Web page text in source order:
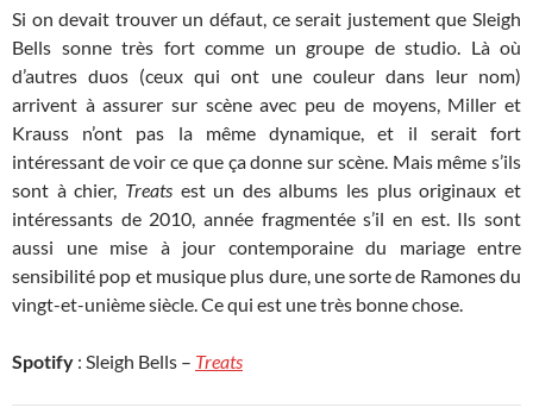
Si on devait trouver un défaut, ce serait justement que Sleigh
Bells sonne très fort comme un groupe de studio. Là où
d’autres duos (ceux qui ont une couleur dans leur nom)
arrivent à assurer sur scène avec peu de moyens, Miller et
Krauss n’ont pas la même dynamique, et il serait fort
intéressant de voir ce que ça donne sur scène. Mais même s’ils
sont à chier, Treats est un des albums les plus originaux et
intéressants de 2010, année fragmentée s’il en est. Ils sont
aussi une mise à jour contemporaine du mariage entre
sensibilité pop et musique plus dure, une sorte de Ramones du
vingt-et-unième siècle. Ce qui est une très bonne chose.
Spotify : Sleigh Bells – Treats